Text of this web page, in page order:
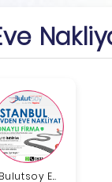
Bulutsoy E...